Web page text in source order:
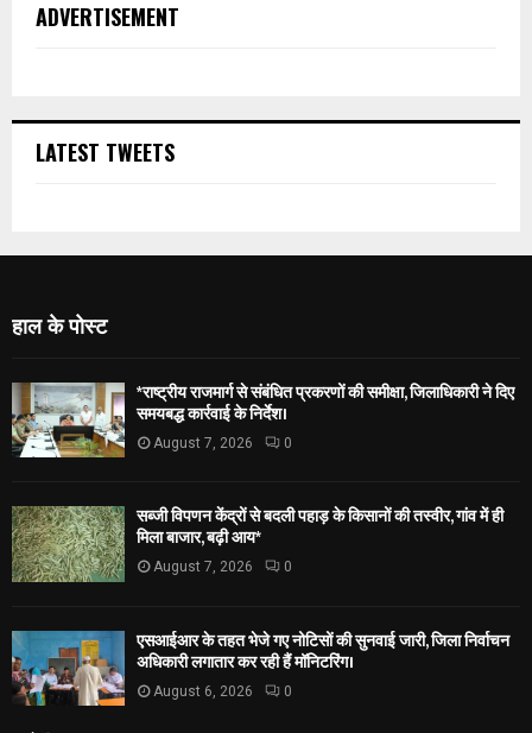
ADVERTISEMENT
LATEST TWEETS
हाल के पोस्ट
*राष्ट्रीय राजमार्ग से संबंधित प्रकरणों की समीक्षा, जिलाधिकारी ने दिए
समयबद्ध कार्रवाई के निर्देश।
August 7, 2026 0
सब्जी विपणन केंद्रों से बदली पहाड़ के किसानों की तस्वीर, गांव में ही
मिला बाजार, बढ़ी आय*
August 7, 2026 0
एसआईआर के तहत भेजे गए नोटिसों की सुनवाई जारी, जिला निर्वाचन
अधिकारी लगातार कर रही हैं मॉनिटरिंग।
August 6, 2026 0